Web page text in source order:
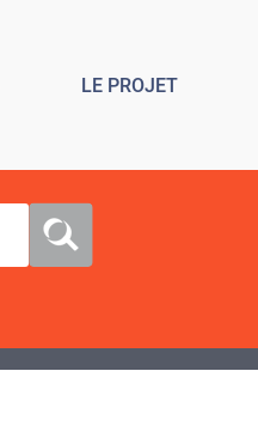
LE PROJET